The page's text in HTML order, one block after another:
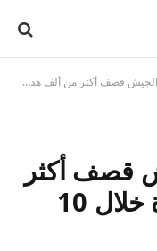
أكثر من ألف هدف في غزة خلال 10 أيام
قصف أكثر
من ألف هدف في غزة خلال 10